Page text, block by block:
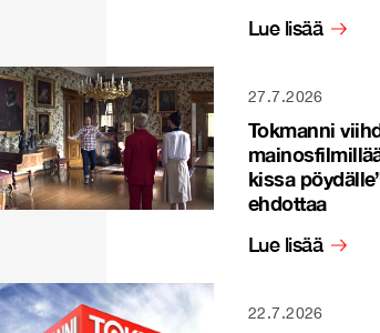
Lue lisää
27.7.2026
Tokmanni
kissa
ehdottaa
Lue lisää
22.7.2026